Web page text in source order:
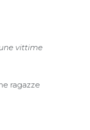
vittime
ragazze